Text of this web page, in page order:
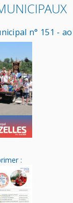
n° 151 -
: